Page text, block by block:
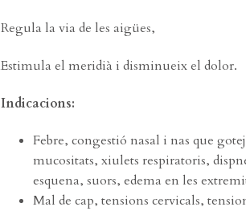
Regula la via de les aigües,
Estimula el meridià i disminueix el dolor.
Indicacions:
Febre, congestió nasal i nas que
mucositats, xiulets respiratoris,
esquena, suors, edema en les
Mal de cap, tensions cervicals,